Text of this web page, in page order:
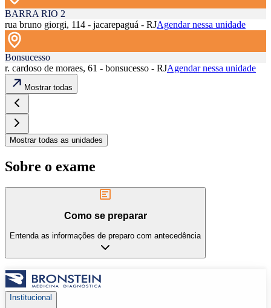
BARRA RIO 2
rua bruno giorgi, 114 - jacarepaguá - RJAgendar nessa unidade
Bonsucesso
r. cardoso de moraes, 61 - bonsucesso - RJAgendar nessa unidade
Mostrar todas
Mostrar todas as unidades
Sobre o exame
Como se preparar
Entenda as informações de preparo com antecedência
Institucional